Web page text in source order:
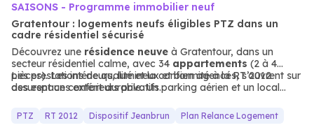
SAISONS - Programme immobilier neuf
Gratentour : logements neufs éligibles PTZ dans un
cadre résidentiel sécurisé
Découvrez une résidence neuve à Gratentour, dans un
secteur résidentiel calme, avec 34 appartements (2 à 4
pièces). Les intérieurs, lumineux et bien agencés, s’ouvrent sur
des espaces extérieurs privatifs.
Les prestations de qualité et la conformité à la RT 2012
assurent un confort durable. Un parking aérien et un local
idéale pour un
investissement immobilierou une résidence
principale, éligible au PTZ. Lesappartementsneufsde ce
PTZ RT 2012 Dispositif Jeanbrun Plan Relance Logement